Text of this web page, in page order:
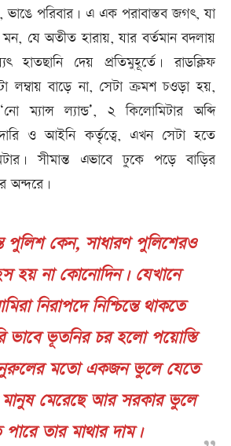
ভাঙে পরিবার। এ এক পরাবাস্তব জগৎ, যা
মন, যে অতীত হারায়, যার বর্তমান বদলায়
হাতছানি দেয় প্রতিমুহূর্তে। রাডক্লিফ
লম্বায় বাড়ে না, সেটা ক্রমশ চওড়া হয়,
ম্যান্স ল্যান্ড’, ২ কিলোমিটার অব্দি
ও আইনি কর্তৃত্বে, এখন সেটা হতে
সীমান্ত এভাবে ঢুকে পড়ে বাড়ির
অন্দরে।
পুলিশ কেন, সাধারণ পুলিশেরও
হয় না কোনোদিন। যেখানে
নিরাপদে নিশ্চিন্তে থাকতে
ভাবে ভূতনির চর হলো পয়োস্তি
নুরুলের মতো একজন ভুলে যেতে
মানুষ মেরেছে আর সরকার ভুলে
তার মাথার দাম।